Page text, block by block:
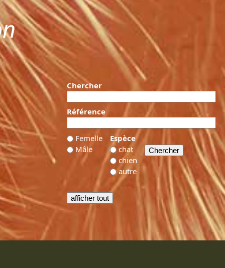
Chercher
Référence
Femelle
Mâle
Espèce
chat
chien
autre